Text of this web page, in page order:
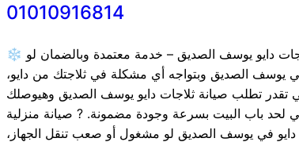
01010916814
❄️ صيانة ثلاجات دايو يوسف الصديق – خدمة معتمدة وبالضمان لو
يوسف الصديق وبتواجه أي مشكلة في ثلاجتك من دايو،
تقدر تطلب صيانة ثلاجات دايو يوسف الصديق وهيوصلك
لحد باب البيت بسرعة وجودة مضمونة. ? صيانة منزلية
دايو في يوسف الصديق لو مشغول أو صعب تنقل الجهاز،